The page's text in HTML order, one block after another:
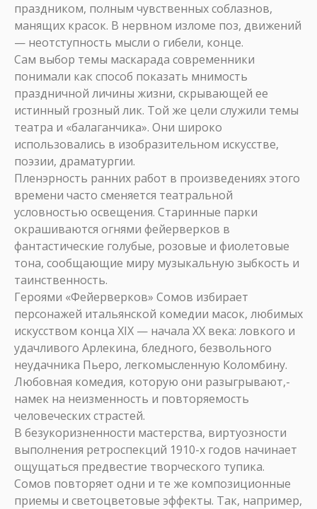
праздником, полным чувственных соблазнов,
манящих красок. В нервном изломе поз, движений
— неотступность мысли о гибели, конце.
Сам выбор темы маскарада современники
понимали как способ показать мнимость
праздничной личины жизни, скрывающей ее
истинный грозный лик. Той же цели служили темы
театра и «балаганчика». Они широко
использовались в изобразительном искусстве,
поэзии, драматургии.
Пленэрность ранних работ в произведениях этого
времени часто сменяется театральной
условностью освещения. Старинные парки
окрашиваются огнями фейерверков в
фантастические голубые, розовые и фиолетовые
тона, сообщающие миру музыкальную зыбкость и
таинственность.
Героями «Фейерверков» Сомов избирает
персонажей итальянской комедии масок, любимых
искусством конца XIX — начала XX века: ловкого и
удачливого Арлекина, бледного, безвольного
неудачника Пьеро, легкомысленную Коломбину.
Любовная комедия, которую они разыгрывают,-
намек на неизменность и повторяемость
человеческих страстей.
В безукоризненности мастерства, виртуозности
выполнения ретроспекций 1910-х годов начинает
ощущаться предвестие творческого тупика.
Сомов повторяет одни и те же композиционные
приемы и светоцветовые эффекты. Так, например,